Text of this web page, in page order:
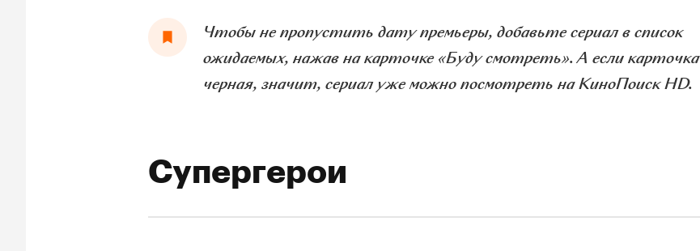
Чтобы не пропустить дату премьеры, добавьте сериал в список
ожидаемых, нажав на карточке «Буду смотреть».А если карточка
черная, значит, сериал уже можно посмотреть на КиноПоиск HD.
Супергерои